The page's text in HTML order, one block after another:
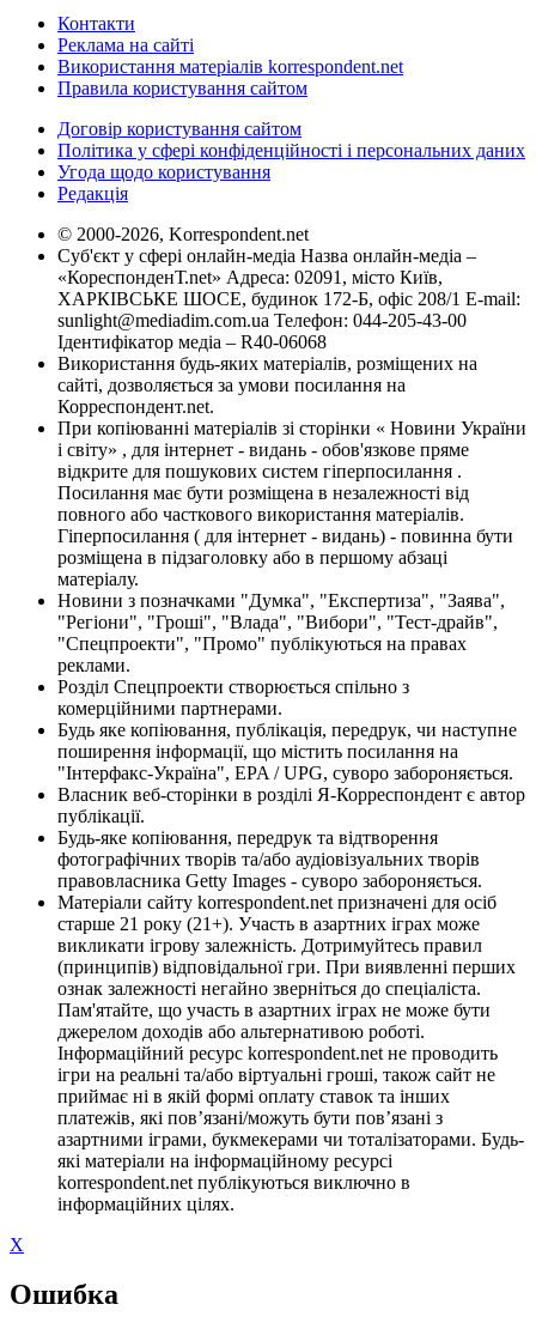
Контакти
Реклама на сайті
Використання матеріалів korrespondent.net
Правила користування сайтом
Договір користування сайтом
Політика у сфері конфіденційності і персональних даних
Угода щодо користування
Редакція
© 2000-2026, Korrespondent.net
Суб'єкт у сфері онлайн-медіа Назва онлайн-медіа –
«КореспонденТ.net» Адреса: 02091, місто Київ,
ХАРКІВСЬКЕ ШОСЕ, будинок 172-Б, офіс 208/1 E-mail:
sunlight@mediadim.com.ua Телефон: 044-205-43-00
Ідентифікатор медіа – R40-06068
Використання будь-яких матеріалів, розміщених на
сайті, дозволяється за умови посилання на
Корреспондент.net.
При копіюванні матеріалів зі сторінки « Новини України
і світу» , для інтернет - видань - обов'язкове пряме
відкрите для пошукових систем гіперпосилання .
Посилання має бути розміщена в незалежності від
повного або часткового використання матеріалів.
Гіперпосилання ( для інтернет - видань) - повинна бути
розміщена в підзаголовку або в першому абзаці
матеріалу.
Новини з позначками "Думка", "Експертиза", "Заява",
"Регіони", "Гроші", "Влада", "Вибори", "Тест-драйв",
"Спецпроекти", "Промо" публікуються на правах
реклами.
Розділ Спецпроекти створюється спільно з
комерційними партнерами.
Будь яке копіювання, публікація, передрук, чи наступне
поширення інформації, що містить посилання на
"Інтерфакс-Україна", EPA / UPG, суворо забороняється.
Власник веб-сторінки в розділі Я-Корреспондент є автор
публікації.
Будь-яке копіювання, передрук та відтворення
фотографічних творів та/або аудіовізуальних творів
правовласника Getty Images - суворо забороняється.
Матеріали сайту korrespondent.net призначені для осіб
старше 21 року (21+). Участь в азартних іграх може
викликати ігрову залежність. Дотримуйтесь правил
(принципів) відповідальної гри. При виявленні перших
ознак залежності негайно зверніться до спеціаліста.
Пам'ятайте, що участь в азартних іграх не може бути
джерелом доходів або альтернативою роботі.
Інформаційний ресурс korrespondent.net не проводить
ігри на реальні та/або віртуальні гроші, також сайт не
приймає ні в якій формі оплату ставок та інших
платежів, які пов’язані/можуть бути пов’язані з
азартними іграми, букмекерами чи тоталізаторами. Будь-
які матеріали на інформаційному ресурсі
korrespondent.net публікуються виключно в
інформаційних цілях.
X
Ошибка